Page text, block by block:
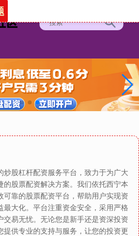
炒股杠杆配资服务平台，致力于为广大
的股票配资解决方案。我们依托西宁本
可靠的股票配资平台，帮助用户实现资
最大化。平台注重资金安全，采用严格
交易无忧。无论您是新手还是资深投资
提供专业的支持与服务，让您的投资更